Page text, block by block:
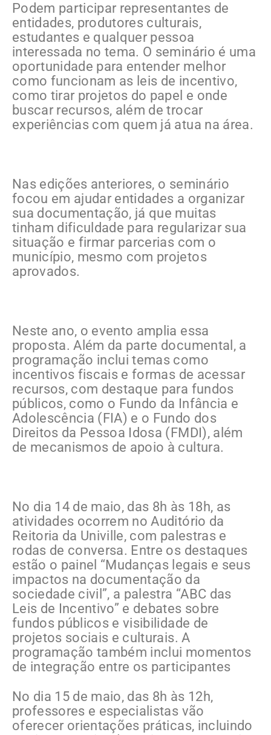
Podem participar representantes de
entidades, produtores culturais,
estudantes e qualquer pessoa
interessada no tema. O seminário é uma
oportunidade para entender melhor
como funcionam as leis de incentivo,
como tirar projetos do papel e onde
buscar recursos, além de trocar
experiências com quem já atua na área.
Nas edições anteriores, o seminário
focou em ajudar entidades a organizar
sua documentação, já que muitas
tinham dificuldade para regularizar sua
situação e firmar parcerias com o
município, mesmo com projetos
aprovados.
Neste ano, o evento amplia essa
proposta. Além da parte documental, a
programação inclui temas como
incentivos fiscais e formas de acessar
recursos, com destaque para fundos
públicos, como o Fundo da Infância e
Adolescência (FIA) e o Fundo dos
Direitos da Pessoa Idosa (FMDI), além
de mecanismos de apoio à cultura.
No dia 14 de maio, das 8h às 18h, as
atividades ocorrem no Auditório da
Reitoria da Univille, com palestras e
rodas de conversa. Entre os destaques
estão o painel “Mudanças legais e seus
impactos na documentação da
sociedade civil”, a palestra “ABC das
Leis de Incentivo” e debates sobre
fundos públicos e visibilidade de
projetos sociais e culturais. A
programação também inclui momentos
de integração entre os participantes
No dia 15 de maio, das 8h às 12h,
professores e especialistas vão
oferecer orientações práticas, incluindo